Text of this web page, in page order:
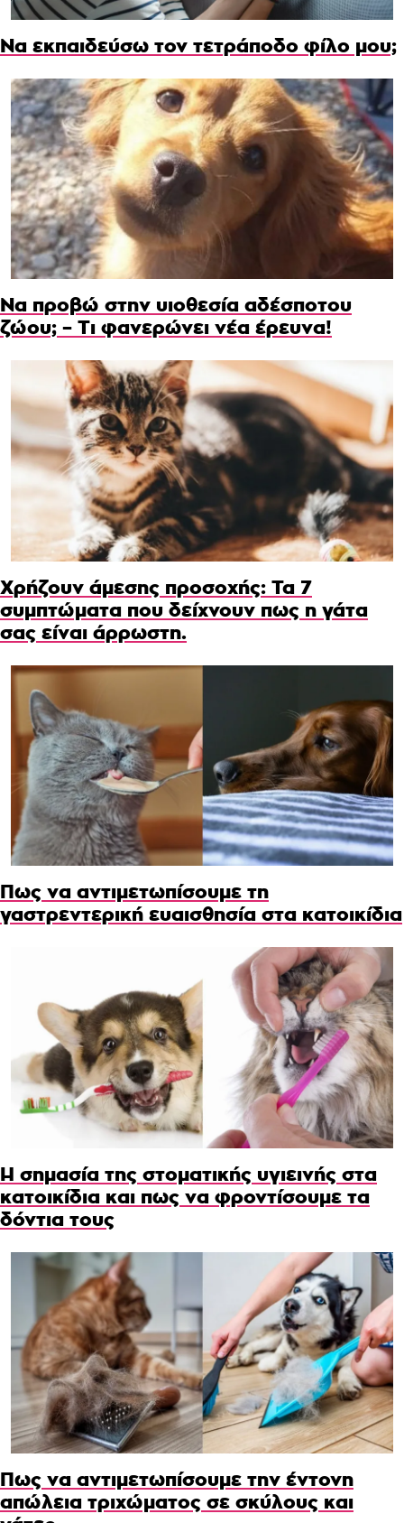
Να εκπαιδεύσω τον τετράποδο φίλο μου;
Να προβώ στην υιοθεσία αδέσποτου
ζώου; – Τι φανερώνει νέα έρευνα!
Χρήζουν άμεσης προσοχής: Τα 7
συμπτώματα που δείχνουν πως η γάτα
σας είναι άρρωστη.
Πως να αντιμετωπίσουμε τη
γαστρεντερική ευαισθησία στα κατοικίδια
Η σημασία της στοματικής υγιεινής στα
κατοικίδια και πως να φροντίσουμε τα
δόντια τους
Πως να αντιμετωπίσουμε την έντονη
απώλεια τριχώματος σε σκύλους και